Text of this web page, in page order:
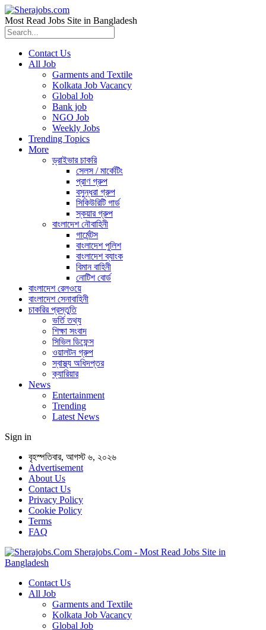
Most Read Jobs Site in Bangladesh
Contact Us
All Job
Garments and Textile
Kolkata Job Vacancy
Global Job
Bank job
NGO Job
Weekly Jobs
Trending Topics
More
ড্রাইভার চাকরি
সেলস / মার্কেটিং
প্রাণ গ্রুপ
বসুন্ধরা গ্রুপ
সিকিউরিটি গার্ড
স্কয়ার গ্রুপ
বাংলাদেশ নৌবাহিনী
গার্মেন্টস
বাংলাদেশ পুলিশ
বাংলাদেশ ব্যাংক
বিমান বাহিনী
নোটিশ বোর্ড
বাংলাদেশ রেলওয়ে
বাংলাদেশ সেনাবাহিনী
চাকরির প্রস্তুতি
ভর্তি তথ্য
শিক্ষা সংবাদ
সিভিল ডিফেন্স
ওয়ালটন গ্রুপ
স্বাস্থ্য অধিদপ্তর
ক্যারিয়ার
News
Entertainment
Trending
Latest News
Sign in
বৃহস্পতিবার, আগস্ট ৬, ২০২৬
Advertisement
About Us
Contact Us
Privacy Policy
Cookie Policy
Terms
FAQ
Sherajobs.Com - Most Read Jobs Site in
Bangladesh
Contact Us
All Job
Garments and Textile
Kolkata Job Vacancy
Global Job